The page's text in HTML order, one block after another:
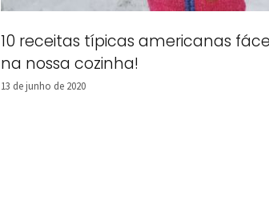
10 receitas típicas americanas
na nossa cozinha!
13 de junho de 2020